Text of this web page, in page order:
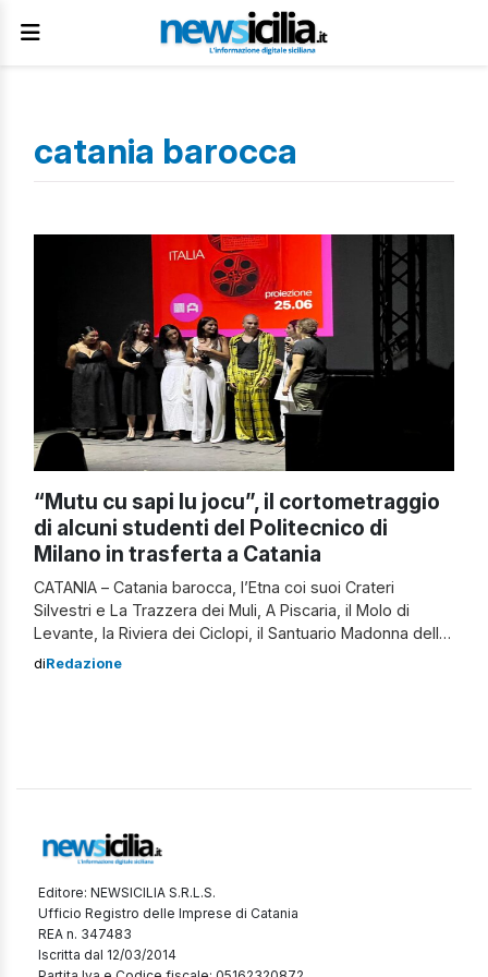
catania barocca
“Mutu cu sapi lu jocu”, il cortometraggio
di alcuni studenti del Politecnico di
Milano in trasferta a Catania
CATANIA – Catania barocca, l’Etna coi suoi Crateri
Silvestri e La Trazzera dei Muli, A Piscaria, il Molo di
Levante, la Riviera dei Ciclopi, il Santuario Madonna della
Sciara di Mompilieri, un pranzo familiare. Sono i luoghi
diRedazione
Editore: NEWSICILIA S.R.L.S.
Ufficio Registro delle Imprese di Catania
REA n. 347483
Iscritta dal 12/03/2014